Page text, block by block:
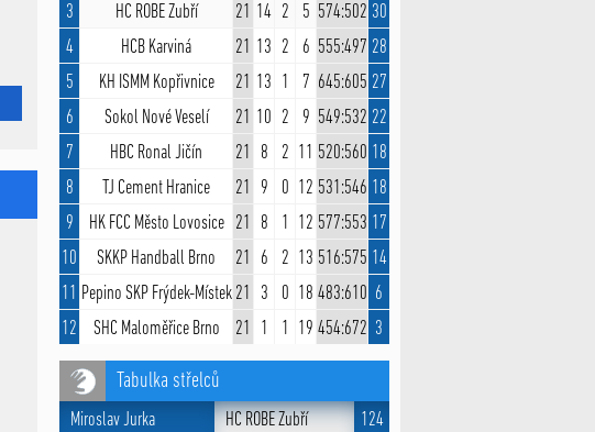
3
HC ROBE Zubří 21 14 2 5 574:502 30
4
HCB Karviná 21 13 2 6 555:497 28
5
KH ISMM Kopřivnice 21 13 1 7 645:605 27
6
Sokol Nové Veselí 21 10 2 9 549:532 22
7
HBC Ronal Jičín 21 8 2 11 520:560 18
8
TJ Cement Hranice 21 9 0 12 531:546 18
9
HK FCC Město Lovosice 21 8 1 12 577:553 17
10
SKKP Handball Brno 21 6 2 13 516:575 14
11 Pepino SKP Frýdek-Místek 21 3 0 18 483:610 6
12
SHC Maloměřice Brno 21 1 1 19 454:672 3
Tabulka střelců
Miroslav Jurka HC ROBE Zubří
124